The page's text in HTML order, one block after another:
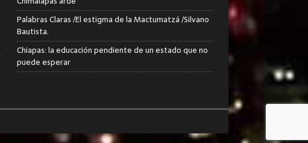
Palabras Claras /El estigma de la Mactumatzá /Silvano
Bautista.
Chiapas: la educación pendiente de un estado que no
puede esperar